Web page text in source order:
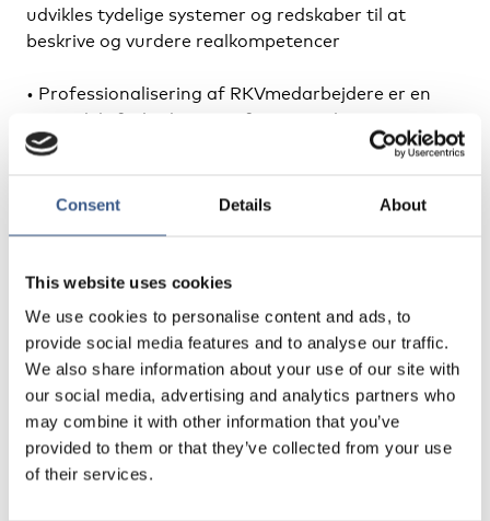
Consent Details About
This website uses cookies
We use cookies to personalise content and ads, to
provide social media features and to analyse our traffic.
We also share information about your use of our site with
our social media, advertising and analytics partners who
may combine it with other information that you’ve
provided to them or that they’ve collected from your use
of their services.
udvikles tydelige systemer og redskaber til at
beskrive og vurdere realkompetencer
• Professionalisering af RKVmedarbejdere er en
vigtig del i forbedringen af RKV-strukturer
kompetenceudvikling for ledere
• Der er et generelt behov for at styrke
integration
• Disse udfordringer går på tværs af de nordiske
lande og Nordisk ministerråd (NMR) kan støtte op
ved fortsat at fremme systematisk
erfaringsudbytte og igangsætte konkrete
pilotprojekter.